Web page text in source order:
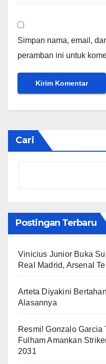
Simpan nama, email,
peramban ini untuk
Cari
Postingan Terbaru
Vinicius Junior Buka
Real Madrid, Arsenal
Arteta Diyakini
Alasannya
Resmi! Gonzalo
Fulham Amankan
2031